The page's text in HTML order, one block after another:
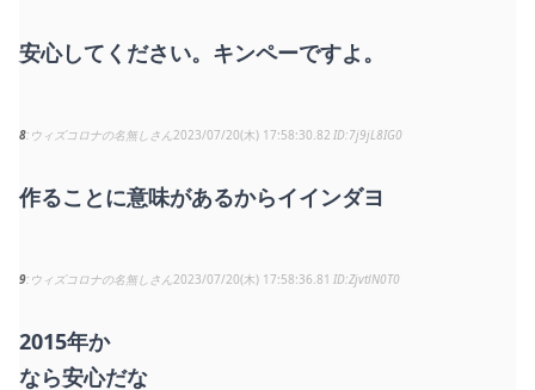
安心してください。キンペーですよ。
8 ウィズコロナの名無しさん2023/07/20(木) 17:58:30.82 7j9jL8IG0
作ることに意味があるからイインダヨ
9 ウィズコロナの名無しさん2023/07/20(木) 17:58:36.81 ZjvtlN0T0
2015年か
なら安心だな